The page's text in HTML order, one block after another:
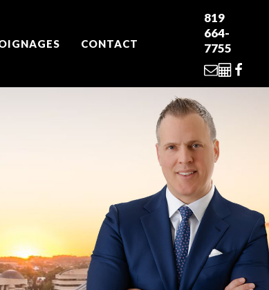
CONTACT
819
664-
7755